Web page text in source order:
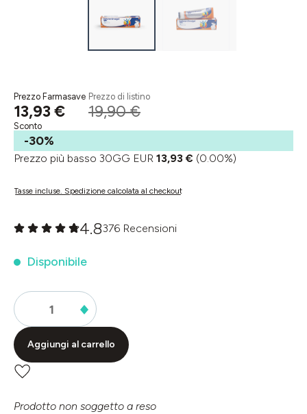
Prezzo Farmasave
13,93 €
Prezzo di listino
19,90 €
Sconto
-30%
Prezzo più basso 30GG EUR 13,93 € (0.00%)
Tasse incluse. Spedizione calcolata al checkout
4.8376 Recensioni
Disponibile
Aggiungi al carrello
Prodotto non soggetto a reso